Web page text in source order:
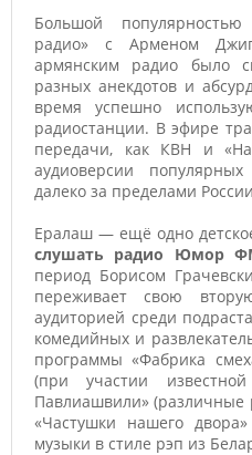
Большой
радио» с Арменом
армянским радио было
разных анекдотов и
время успешно
радиостанции. В эфире
передачи, как КВН и
аудиоверсии
далеко за пределами
Ералаш — ещё одно
слушать радио Юмор
период Борисом
переживает свою
аудиторией среди
комедийных и
программы «Фабрика
(при участии
Павлиашвили» (различные
«Частушки нашего
музыки в стиле рэп из